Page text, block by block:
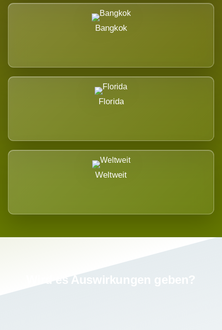
Bangkok
Florida
Weltweit
Wird es Auswirkungen geben?